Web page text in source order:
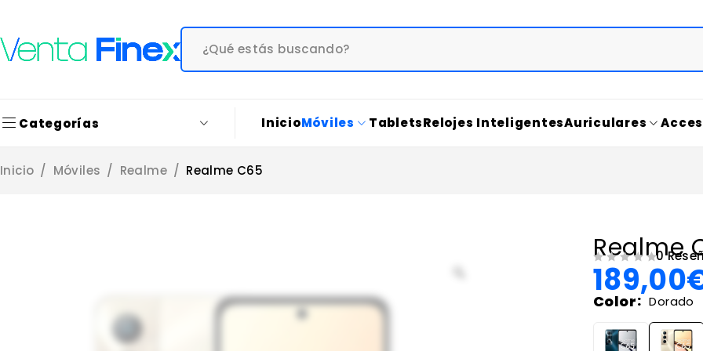
Categorías InicioMóviles TabletsRelojes InteligentesAuriculares
Inicio / Móviles / Realme / Realme C65
Realme
0
189,00
Color Dorado